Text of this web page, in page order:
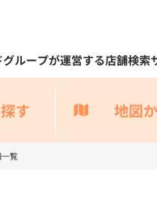
グループが運営する店舗検索
す 地図
覧